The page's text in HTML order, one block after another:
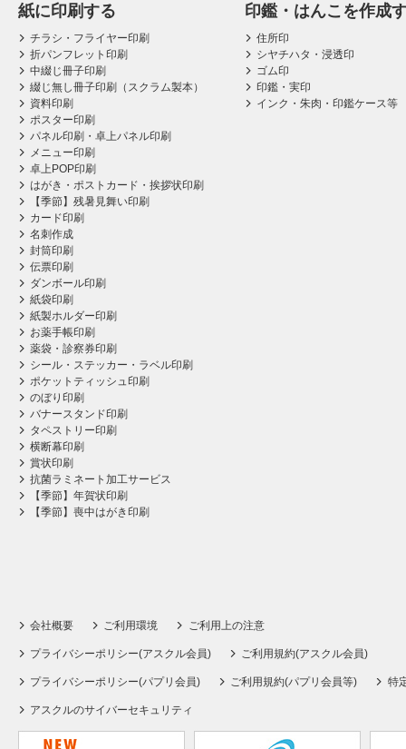
紙に印刷する
チラシ・フライヤー印刷
折パンフレット印刷
中綴じ冊子印刷
綴じ無し冊子印刷（スクラム製本）
資料印刷
ポスター印刷
パネル印刷・卓上パネル印刷
メニュー印刷
卓上POP印刷
はがき・ポストカード・挨拶状印刷
【季節】残暑見舞い印刷
カード印刷
名刺作成
封筒印刷
伝票印刷
ダンボール印刷
紙袋印刷
紙製ホルダー印刷
お薬手帳印刷
薬袋・診察券印刷
シール・ステッカー・ラベル印刷
ポケットティッシュ印刷
のぼり印刷
バナースタンド印刷
タペストリー印刷
横断幕印刷
賞状印刷
抗菌ラミネート加工サービス
【季節】年賀状印刷
【季節】喪中はがき印刷
印鑑・はんこを作成
住所印
シヤチハタ・浸透印
ゴム印
印鑑・実印
インク・朱肉・印鑑ケース等
会社概要 ご利用環境 ご利用上の注意
プライバシーポリシー(アスクル会員) ご利用規約(アスクル会員)
プライバシーポリシー(パプリ会員) ご利用規約(パプリ会員等) 特
アスクルのサイバーセキュリティ